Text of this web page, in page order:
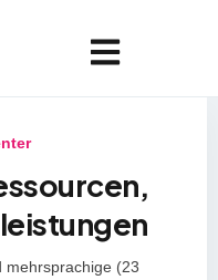
mehrsprachige (23